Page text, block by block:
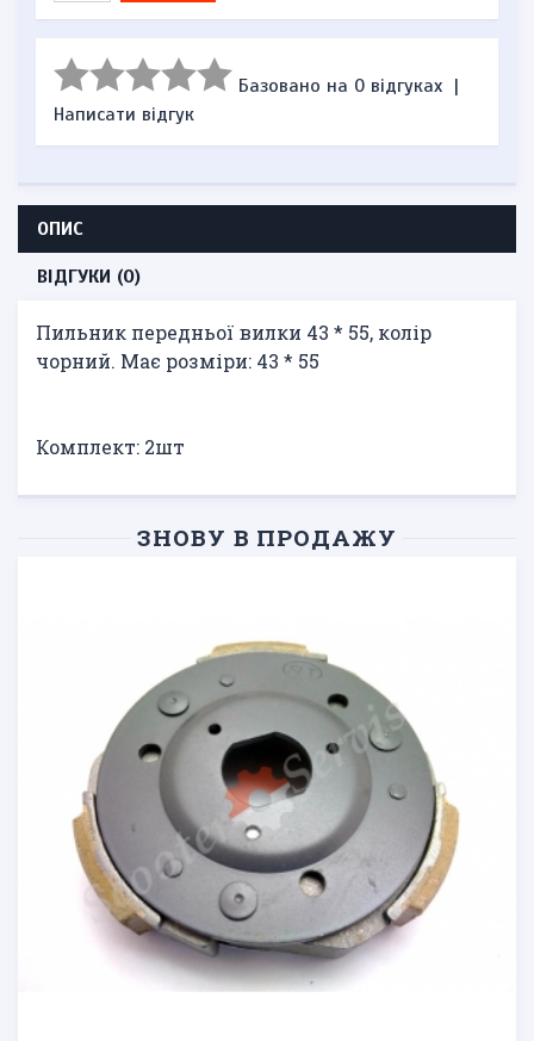
Базовано на 0 відгуках |
Написати відгук
ОПИС
ВІДГУКИ (0)
Пильник передньої вилки 43 * 55, колір
чорний. Має розміри: 43 * 55
Комплект: 2шт
ЗНОВУ В ПРОДАЖУ